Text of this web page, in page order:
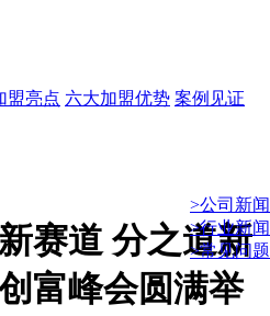
盟亮点 六大加盟优势 案例见证
>公司新闻
>行业新闻
>常见问题
赛道 分之道新
富峰会圆满举